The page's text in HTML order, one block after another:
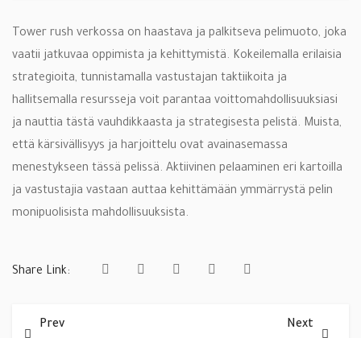
Tower rush verkossa on haastava ja palkitseva pelimuoto, joka
vaatii jatkuvaa oppimista ja kehittymistä. Kokeilemalla erilaisia
strategioita, tunnistamalla vastustajan taktiikoita ja
hallitsemalla resursseja voit parantaa voittomahdollisuuksiasi
ja nauttia tästä vauhdikkaasta ja strategisesta pelistä. Muista,
että kärsivällisyys ja harjoittelu ovat avainasemassa
menestykseen tässä pelissä. Aktiivinen pelaaminen eri kartoilla
ja vastustajia vastaan auttaa kehittämään ymmärrystä pelin
monipuolisista mahdollisuuksista.
Share Link:
Prev Next